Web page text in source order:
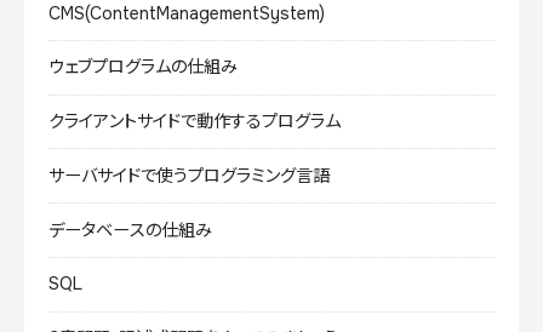
CMS(ContentManagementSystem)
ウェブプログラムの仕組み
クライアントサイドで動作するプログラム
サーバサイドで使うプログラミング言語
データベースの仕組み
SQL